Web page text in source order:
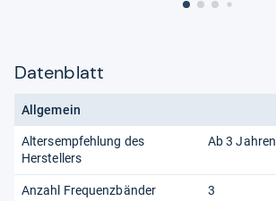
Datenblatt
Allgemein
Altersempfehlung des
Herstellers
Ab 3 Jahren
Anzahl Frequenzbänder
3